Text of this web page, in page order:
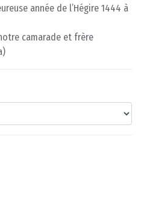
année de l’Hégire 1444 à
notre camarade et frère